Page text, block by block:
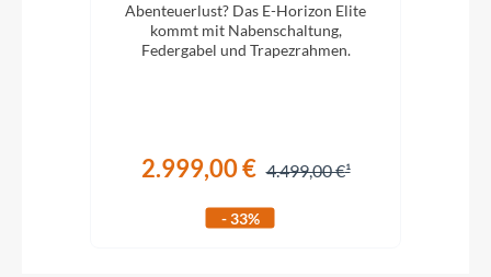
mortar grey
Abenteuerlust? Das E-Horizon Elite
kommt mit Nabenschaltung,
Federgabel und Trapezrahmen.
2.999,00 € 4.499,00 €
- 33%